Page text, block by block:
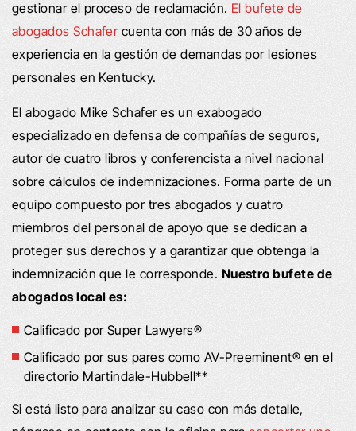
gestionar el proceso de reclamación. El bufete de
abogados Schafercuenta con más de 30 años de
experiencia en la gestión de demandas por lesiones
personales en Kentucky.
El abogado Mike Schafer es un exabogado
especializado en defensa de compañías de seguros,
autor de cuatro libros y conferencista a nivel nacional
sobre cálculos de indemnizaciones. Forma parte de un
equipo compuesto por tres abogados y cuatro
miembros del personal de apoyo que se dedican a
proteger sus derechos y a garantizar que obtenga la
indemnización que le corresponde. Nuestro bufete de
abogados local es:
Calificado por Super Lawyers®
Calificado por sus pares como AV-Preeminent® en el
directorio Martindale-Hubbell**
Si está listo para analizar su caso con más detalle,